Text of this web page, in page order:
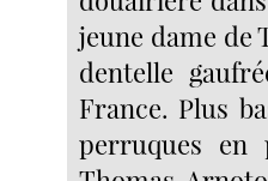
jeune dame de
dentelle
France. Plus
perruques en